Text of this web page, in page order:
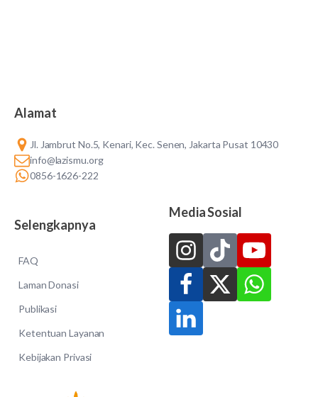
Alamat
Jl. Jambrut No.5, Kenari, Kec. Senen, Jakarta Pusat 10430
info@lazismu.org
0856-1626-222
Selengkapnya
FAQ
Laman Donasi
Publikasi
Ketentuan Layanan
Kebijakan Privasi
Media Sosial